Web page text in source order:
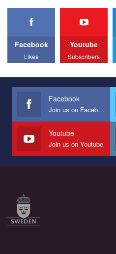
We appeal to your support and
All you have to do is to press
Эмоционально сильный ролик
представляющий программу
Мы просим вас поддержать
наш план по борьбе с насилием
СОГИ в Украине.
Все, что вам нужно сделать -
Facebook
Likes
Youtube
Subscribers
Facebook
Join us on Facebook
Youtube
Join us on Youtube